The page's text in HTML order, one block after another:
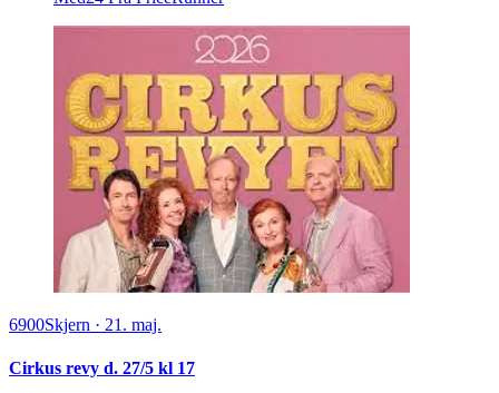
6900Skjern · 21. maj.
Cirkus revy d. 27/5 kl 17